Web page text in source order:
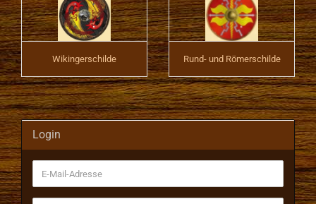
Wikingerschilde Rund- und Römerschilde
Login
E-
Mail-
Adresse